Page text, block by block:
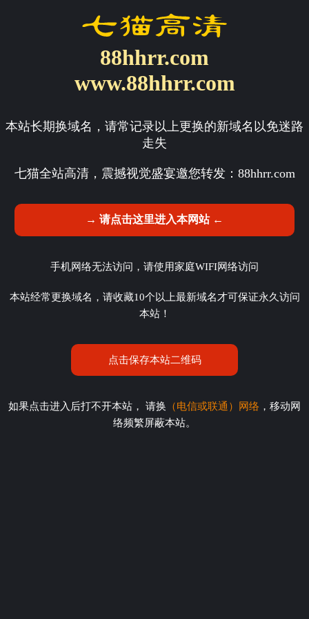
88hhrr.com
www.88hhrr.com
本站长期换域名，请常记录以上更换的新域名以免迷路
走失
七猫全站高清，震撼视觉盛宴邀您转发： 88hhrr.com
→ 请点击这里进入本网站 ←
手机网络无法访问，请使用家庭WIFI网络访问
本站经常更换域名，请收藏10个以上最新域名才可保证永久访问
本站！
点击保存本站二维码
如果点击进入后打不开本站， 请换 （电信或联通）网络 ，移动网
络频繁屏蔽本站。